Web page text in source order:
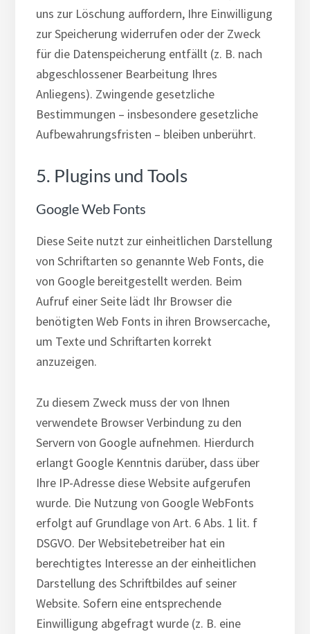
uns zur Löschung auffordern, Ihre Einwilligung
zur Speicherung widerrufen oder der Zweck
für die Datenspeicherung entfällt (z. B. nach
abgeschlossener Bearbeitung Ihres
Anliegens). Zwingende gesetzliche
Bestimmungen – insbesondere gesetzliche
Aufbewahrungsfristen – bleiben unberührt.
5. Plugins und Tools
Google Web Fonts
Diese Seite nutzt zur einheitlichen Darstellung
von Schriftarten so genannte Web Fonts, die
von Google bereitgestellt werden. Beim
Aufruf einer Seite lädt Ihr Browser die
benötigten Web Fonts in ihren Browsercache,
um Texte und Schriftarten korrekt
anzuzeigen.
Zu diesem Zweck muss der von Ihnen
verwendete Browser Verbindung zu den
Servern von Google aufnehmen. Hierdurch
erlangt Google Kenntnis darüber, dass über
Ihre IP-Adresse diese Website aufgerufen
wurde. Die Nutzung von Google WebFonts
erfolgt auf Grundlage von Art. 6 Abs. 1 lit. f
DSGVO. Der Websitebetreiber hat ein
berechtigtes Interesse an der einheitlichen
Darstellung des Schriftbildes auf seiner
Website. Sofern eine entsprechende
Einwilligung abgefragt wurde (z. B. eine